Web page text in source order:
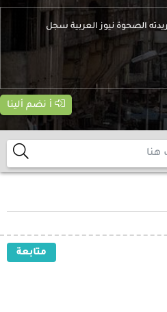
الصحوة نيوز العربية سجل
أ نضم ألينا
متابعة